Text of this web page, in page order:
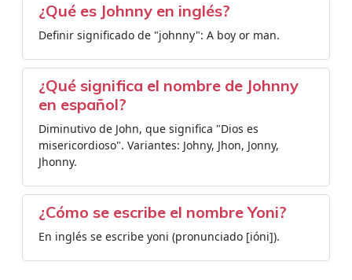
¿Qué es Johnny en inglés?
Definir significado de "johnny": A boy or man.
¿Qué significa el nombre de Johnny
en español?
Diminutivo de John, que significa "Dios es
misericordioso". Variantes: Johny, Jhon, Jonny,
Jhonny.
¿Cómo se escribe el nombre Yoni?
En inglés se escribe yoni (pronunciado [ióni]).